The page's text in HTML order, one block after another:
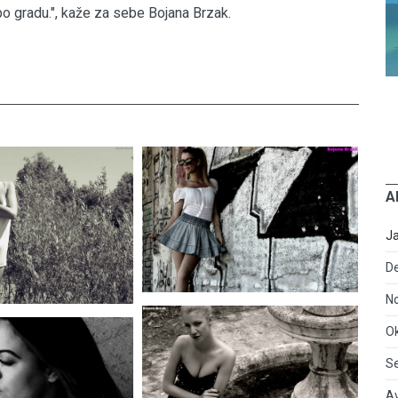
gradu.", kaže za sebe Bojana Brzak.